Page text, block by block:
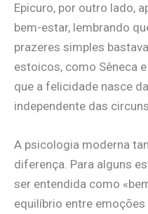
Epicuro, por outro lado,
bem-estar, lembrando
prazeres simples
estoicos, como Sêneca
que a felicidade nasce
independente das
A psicologia moderna
diferença. Para alguns
ser entendida como
equilíbrio entre